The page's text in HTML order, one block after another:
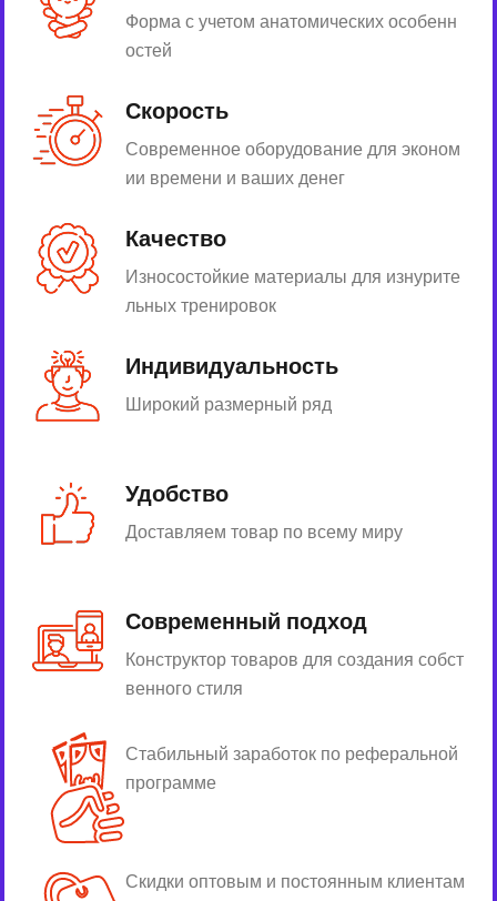
Форма с учетом анатомических особенн
остей
Скорость
Современное оборудование для эконом
ии времени и ваших денег
Качество
Износостойкие материалы для изнурите
льных тренировок
Индивидуальность
Широкий размерный ряд
Удобство
Доставляем товар по всему миру
Современный подход
Конструктор товаров для создания собст
венного стиля
Стабильный заработок по реферальной
программе
Скидки оптовым и постоянным клиентам